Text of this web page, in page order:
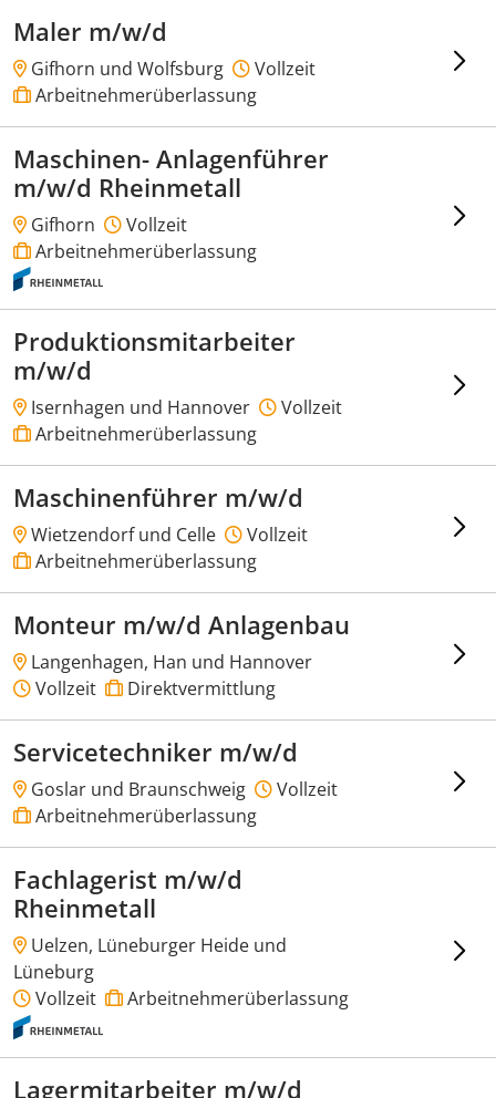
Maler m/w/d
Gifhorn und Wolfsburg
Vollzeit
Arbeitnehmerüberlassung
Maschinen- Anlagenführer
m/w/d Rheinmetall
Gifhorn
Vollzeit
Arbeitnehmerüberlassung
Produktionsmitarbeiter
m/w/d
Isernhagen und Hannover
Vollzeit
Arbeitnehmerüberlassung
Maschinenführer m/w/d
Wietzendorf und Celle
Vollzeit
Arbeitnehmerüberlassung
Monteur m/w/d Anlagenbau
Langenhagen, Han und Hannover
Vollzeit
Direktvermittlung
Servicetechniker m/w/d
Goslar und Braunschweig
Vollzeit
Arbeitnehmerüberlassung
Fachlagerist m/w/d
Rheinmetall
Uelzen, Lüneburger Heide und
Lüneburg
Vollzeit
Arbeitnehmerüberlassung
Lagermitarbeiter m/w/d